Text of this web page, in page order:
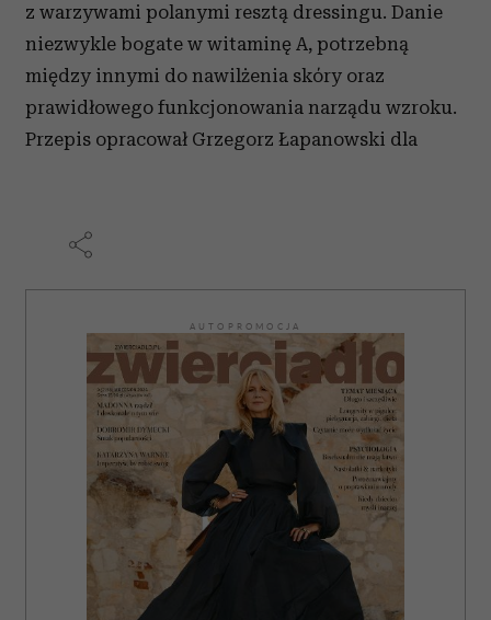
z warzywami polanymi resztą dressingu. Danie
niezwykle bogate w witaminę A, potrzebną
między innymi do nawilżenia skóry oraz
prawidłowego funkcjonowania narządu wzroku.
Przepis opracował Grzegorz Łapanowski dla
AUTOPROMOCJA